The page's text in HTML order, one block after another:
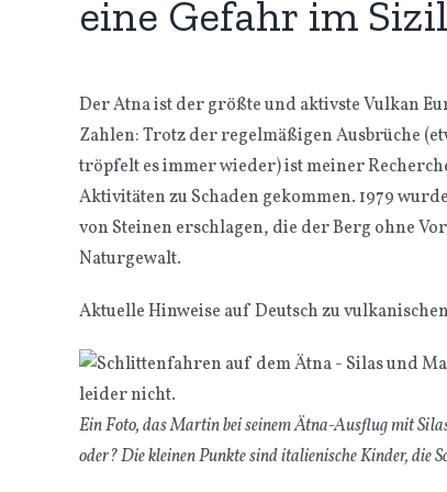
eine Gefahr im
Der Atna ist der größte und aktivste Vulkan
Zahlen: Trotz der regelmäßigen Ausbrüche
tröpfelt es immer wieder) ist meiner
Aktivitäten zu Schaden gekommen. 1979
von Steinen erschlagen, die der Berg ohne
Naturgewalt.
Aktuelle Hinweise auf Deutsch zu
Ein Foto, das Martin bei seinem Ätna-Ausflug mit
oder? Die kleinen Punkte sind italienische Kinder, die